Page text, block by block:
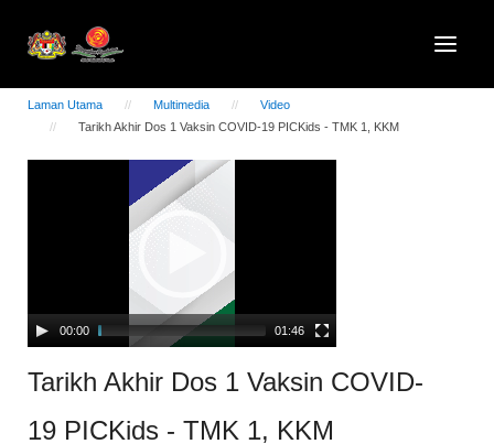
Laman Utama Multimedia
Video
Tarikh Akhir Dos 1 Vaksin COVID-19 PICKids - TMK 1, KKM
00:00 01:46
Tarikh Akhir Dos 1 Vaksin COVID-
19 PICKids - TMK 1, KKM